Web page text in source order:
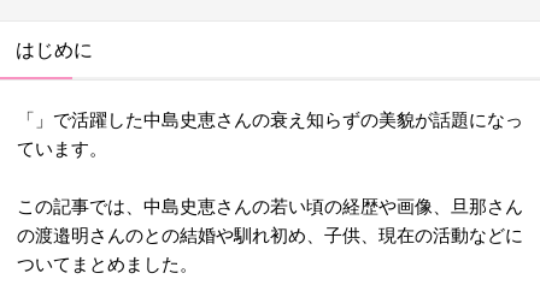
はじめに
「」で活躍した中島史恵さんの衰え知らずの美貌が話題になっ
ています。
この記事では、中島史恵さんの若い頃の経歴や画像、旦那さん
の渡邉明さんのとの結婚や馴れ初め、子供、現在の活動などに
ついてまとめました。